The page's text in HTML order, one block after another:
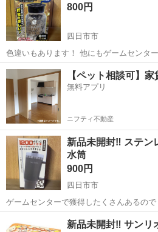
ません！...
800円
四日市市
色違いもあります！ 他にもゲームセンターで獲得したものが たくさん
ありますのでぜひご覧下さい(*^^*) 今お値下げは考えておりません😖
アミューズメント景品の為箱のキズ凹み、
方よろしく ...
三重 四日市市 その他 せん
【ペット相談可】
無料アプリ
ニフティ不動産
新品未開封‼️ ステン
水筒
900円
四日市市
ゲームセンターで獲得したくさんあるので
お値下げは考えておりません😖 アミューズメント景品の為箱のキズ凹
み、 初期不良など御理解頂ける方よろし
四日市市 その他 水筒
新品未開封‼️ サンリ